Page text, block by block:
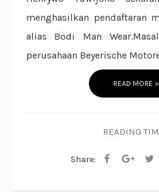
menghasilkan pendaftaran
alias Bodi Man
perusahaan Beyerische
READ MORE »
READING
Share: